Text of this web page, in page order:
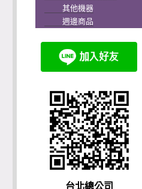
其他機器
週邊商品
台北總公司